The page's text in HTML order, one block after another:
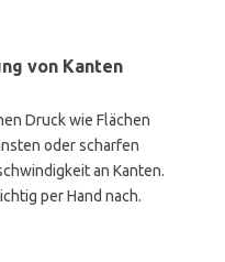
von Kanten
Druck wie Flächen
oder scharfen
an Kanten.
per Hand nach.